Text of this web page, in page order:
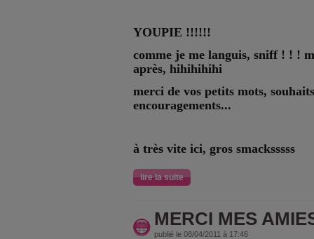
YOUPIE !!!!!!
comme je me languis, sniff ! ! !
après, hihihihihi
merci de vos petits mots,
encouragements...
à très vite ici, gros smacksssss
lire la suite
MERCI MES
publié le 08/04/2011 à 17:46